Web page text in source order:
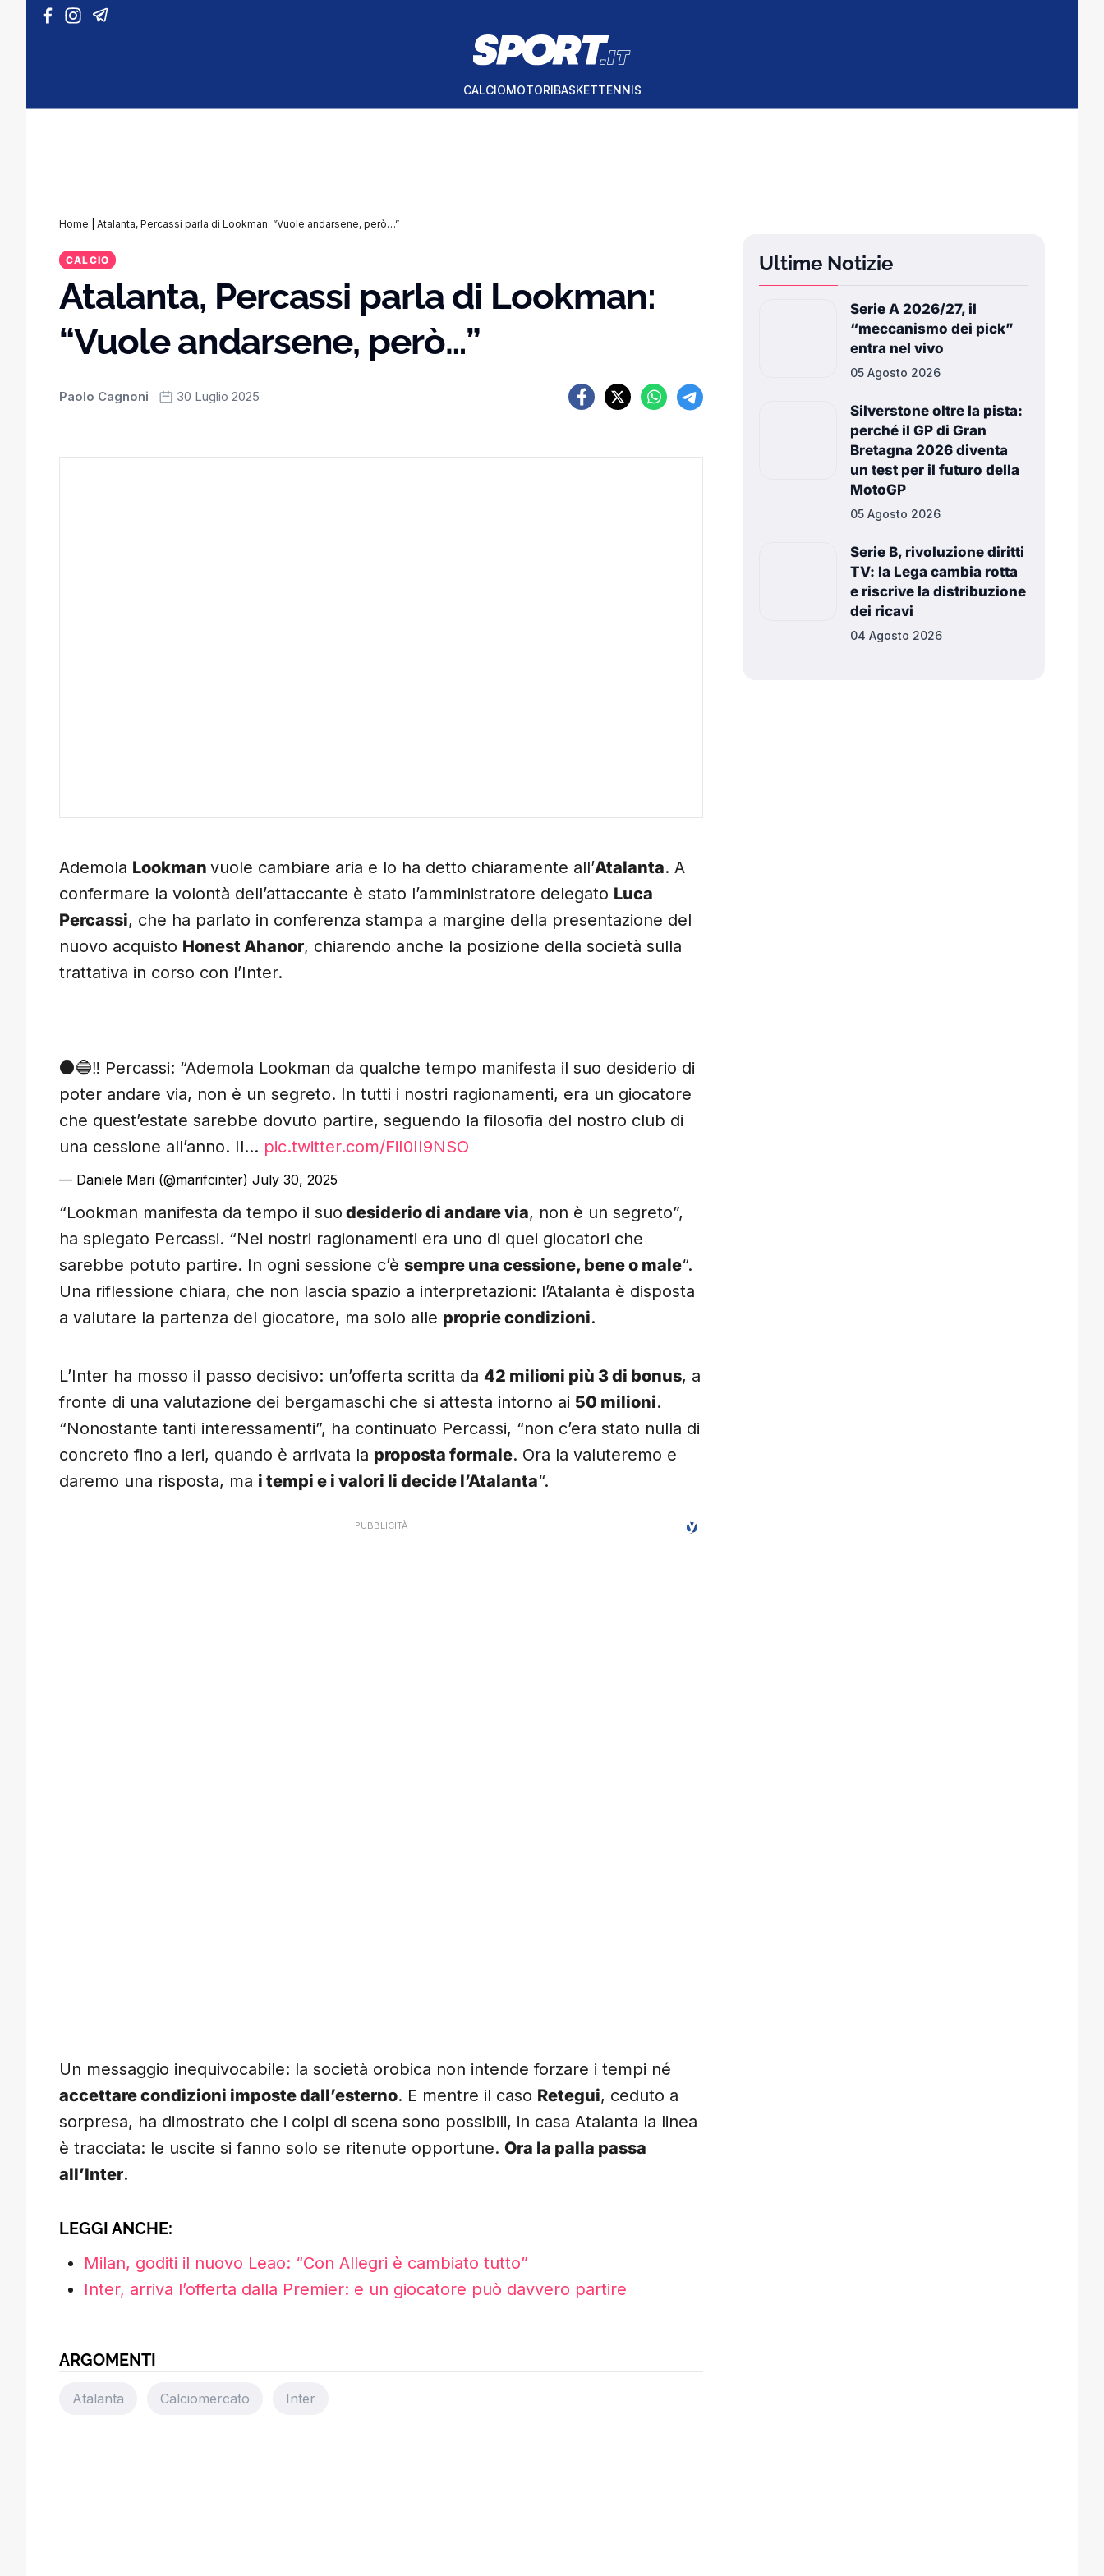
Vai al contenuto
CALCIOMOTORIBASKETTENNIS
Home Atalanta, Percassi parla di Lookman: “Vuole andarsene, però…”
CALCIO
Atalanta, Percassi parla di Lookman:
“Vuole andarsene, però…”
Paolo Cagnoni 30 Luglio 2025
Ademola Lookman vuole cambiare aria e lo ha detto chiaramente all’Atalanta. A
confermare la volontà dell’attaccante è stato l’amministratore delegato Luca
Percassi, che ha parlato in conferenza stampa a margine della presentazione del
nuovo acquisto Honest Ahanor, chiarendo anche la posizione della società sulla
trattativa in corso con l’Inter.
⚫️🔵‼️ Percassi: “Ademola Lookman da qualche tempo manifesta il suo desiderio di
poter andare via, non è un segreto. In tutti i nostri ragionamenti, era un giocatore
che quest’estate sarebbe dovuto partire, seguendo la filosofia del nostro club di
una cessione all’anno. Il… pic.twitter.com/FiI0II9NSO
— Daniele Mari (@marifcinter) July 30, 2025
“Lookman manifesta da tempo il suo desiderio di andare via, non è un segreto”,
ha spiegato Percassi. “Nei nostri ragionamenti era uno di quei giocatori che
sarebbe potuto partire. In ogni sessione c’è sempre una cessione, bene o male“.
Una riflessione chiara, che non lascia spazio a interpretazioni: l’Atalanta è disposta
a valutare la partenza del giocatore, ma solo alle proprie condizioni.
L’Inter ha mosso il passo decisivo: un’offerta scritta da 42 milioni più 3 di bonus, a
fronte di una valutazione dei bergamaschi che si attesta intorno ai 50 milioni.
“Nonostante tanti interessamenti”, ha continuato Percassi, “non c’era stato nulla di
concreto fino a ieri, quando è arrivata la proposta formale. Ora la valuteremo e
daremo una risposta, ma i tempi e i valori li decide l’Atalanta“.
Un messaggio inequivocabile: la società orobica non intende forzare i tempi né
accettare condizioni imposte dall’esterno. E mentre il caso Retegui, ceduto a
sorpresa, ha dimostrato che i colpi di scena sono possibili, in casa Atalanta la linea
è tracciata: le uscite si fanno solo se ritenute opportune. Ora la palla passa
all’Inter.
LEGGI ANCHE:
Milan, goditi il nuovo Leao: “Con Allegri è cambiato tutto”
Inter, arriva l’offerta dalla Premier: e un giocatore può davvero partire
ARGOMENTI
Atalanta Calciomercato Inter
Ultime Notizie
Serie A 2026/27, il
“meccanismo dei pick”
entra nel vivo
05 Agosto 2026
Silverstone oltre la pista:
perché il GP di Gran
Bretagna 2026 diventa
un test per il futuro della
MotoGP
05 Agosto 2026
Serie B, rivoluzione diritti
TV: la Lega cambia rotta
e riscrive la distribuzione
dei ricavi
04 Agosto 2026